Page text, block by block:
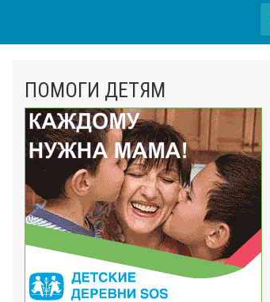
ПОМОГИ ДЕТЯМ